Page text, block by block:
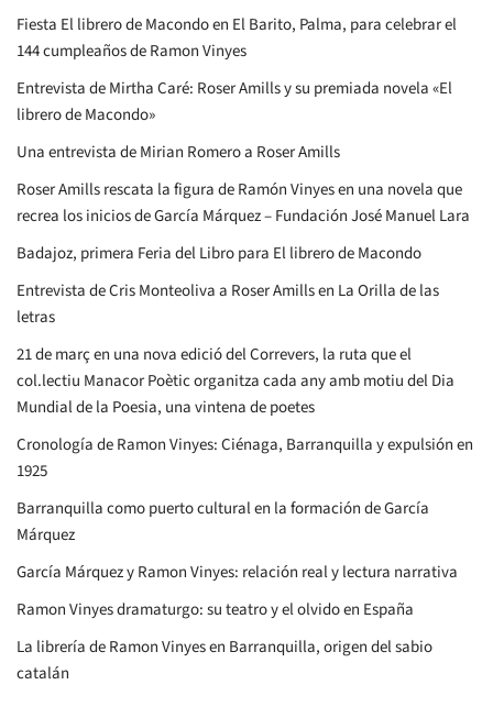
Fiesta El librero de Macondo en El Barito, Palma, para celebrar el
144 cumpleaños de Ramon Vinyes
Entrevista de Mirtha Caré: Roser Amills y su premiada novela «El
librero de Macondo»
Una entrevista de Mirian Romero a Roser Amills
Roser Amills rescata la figura de Ramón Vinyes en una novela que
recrea los inicios de García Márquez – Fundación José Manuel Lara
Badajoz, primera Feria del Libro para El librero de Macondo
Entrevista de Cris Monteoliva a Roser Amills en La Orilla de las
letras
21 de març en una nova edició del Correvers, la ruta que el
col.lectiu Manacor Poètic organitza cada any amb motiu del Dia
Mundial de la Poesia, una vintena de poetes
Cronología de Ramon Vinyes: Ciénaga, Barranquilla y expulsión en
1925
Barranquilla como puerto cultural en la formación de García
Márquez
García Márquez y Ramon Vinyes: relación real y lectura narrativa
Ramon Vinyes dramaturgo: su teatro y el olvido en España
La librería de Ramon Vinyes en Barranquilla, origen del sabio
catalán